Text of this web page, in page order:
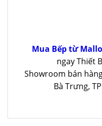
Mua Bếp từ
ngay Thiết
Showroom bán
Bà Trưng,